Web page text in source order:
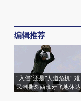
编辑推荐
“入侵”还是“人道危机” 难
民潮撕裂西班牙飞地休达